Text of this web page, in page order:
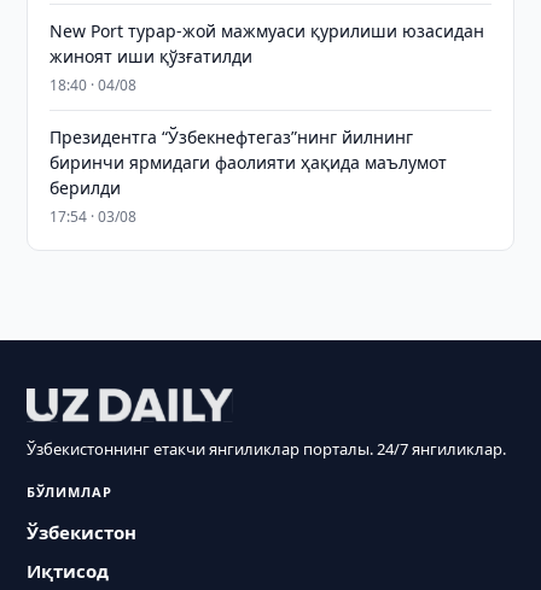
New Port турар-жой мажмуаси қурилиши юзасидан
жиноят иши қўзғатилди
18:40 · 04/08
Президентга “Ўзбекнефтегаз”нинг йилнинг
биринчи ярмидаги фаолияти ҳақида маълумот
берилди
17:54 · 03/08
Ўзбекистоннинг етакчи янгиликлар порталы. 24/7 янгиликлар.
БЎЛИМЛАР
Ўзбекистон
Иқтисод